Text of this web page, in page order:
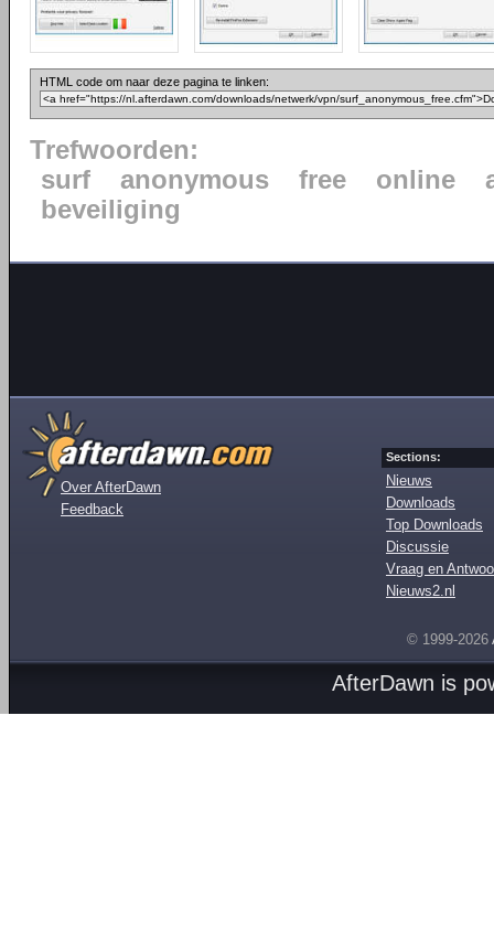
HTML code om naar deze pagina te linken:
Trefwoorden:
surf
anonymous free online
beveiliging
Over AfterDawn
Feedback
Sections:
Nieuws
Downloads
Top Downloads
Discussie
Vraag en
Nieuws2.nl
© 1999-2026
AfterDawn is